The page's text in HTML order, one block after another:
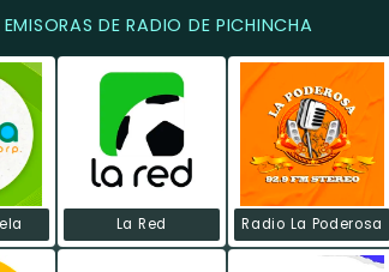
EMISORAS DE RADIO DE PICHINCHA
La Red Radio La Poderosa